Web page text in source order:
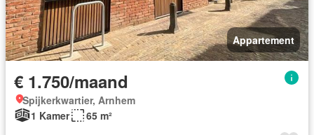
Appartement
€ 1.750/maand
Spijkerkwartier, Arnhem
1 Kamer
65 m²